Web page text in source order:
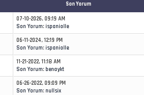
Son Yorum
07-10-2026, 09:19 AM
Son Yorum: ispaniolle
06-11-2024, 12:19 PM
Son Yorum: ispaniolle
11-21-2022, 11:18 AM
Son Yorum: benaykt
06-26-2022, 09:09 PM
Son Yorum: nullsix